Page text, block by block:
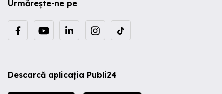
Urmărește-ne pe
Descarcă aplicația Publi24